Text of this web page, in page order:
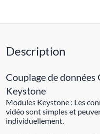
Description
Couplage de
Keystone
Modules Keystone : Les
vidéo sont simples et
individuellement.